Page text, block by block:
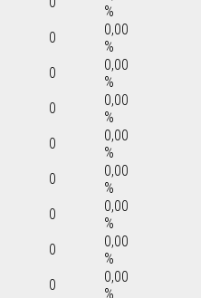
%
0
0,00
%
0
0,00
%
0
0,00
%
0
0,00
%
0
0,00
%
0
0,00
%
0
0,00
%
0
0,00
%